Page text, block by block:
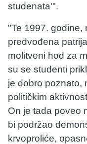
studenata'".
"Te 1997. godine,
predvođena
molitveni hod za
su se studenti
je dobro poznato,
političkim
On je tada poveo
bi podržao
krvoproliće,